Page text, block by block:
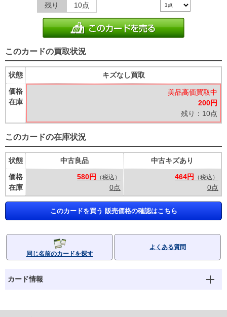
残り 10点
このカードの買取状況
状態
価格
在庫
キズなし買取
美品高価買取中
200円
残り：10点
このカードの在庫状況
状態
価格
在庫
中古良品
580円
（税込）
0点
中古キズあり
464円
（税込）
0点
このカードを買う 販売価格の確認はこちら
同じ名前のカードを探す
よくある質問
カード情報